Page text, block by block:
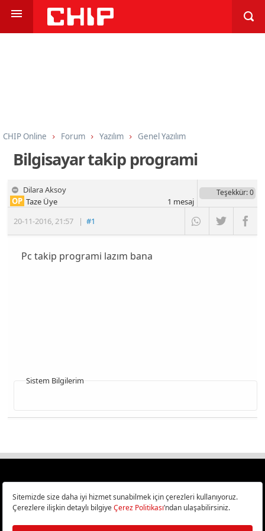
CHIP Online Forum Yazılım Genel Yazılım
Bilgisayar takip programi
Dilara Aksoy
20-11-2016,21:57 |#1
OP Taze Üye
Teşekkür: 0
1 mesaj
Pc takip programi lazım bana
Sistem Bilgilerim
Türkiye